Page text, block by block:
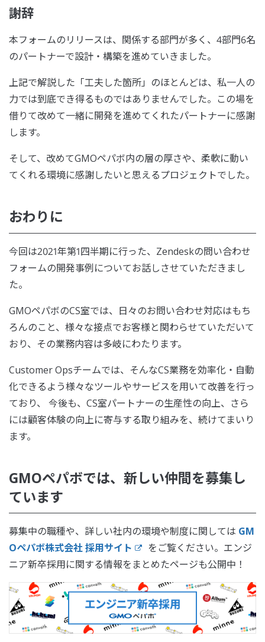
謝辞
本フォームのリリースは、関係する部門が多く、4部門6名
のパートナーで設計・構築を進めていきました。
上記で解説した「工夫した箇所」のほとんどは、私一人の
力では到底でき得るものではありませんでした。この場を
借りて改めて一緒に開発を進めてくれたパートナーに感謝
します。
そして、改めてGMOペパボ内の層の厚さや、柔軟に動い
てくれる環境に感謝したいと思えるプロジェクトでした。
おわりに
今回は2021年第1四半期に行った、Zendeskの問い合わせ
フォームの開発事例についてお話しさせていただきまし
た。
GMOペパボのCS室では、日々のお問い合わせ対応はもち
ろんのこと、様々な接点でお客様と関わらせていただいて
おり、その業務内容は多岐にわたります。
Customer Opsチームでは、そんなCS業務を効率化・自動
化できるよう様々なツールやサービスを用いて改善を行っ
ており、 今後も、CS室パートナーの生産性の向上、さら
には顧客体験の向上に寄与する取り組みを、続けてまいり
ます。
GMOペパボでは、新しい仲間を募集し
ています
募集中の職種や、詳しい社内の環境や制度に関しては GM
Oペパボ株式会社 採用サイト
をご覧ください。エンジ
ニア新卒採用に関する情報をまとめたページも公開中！